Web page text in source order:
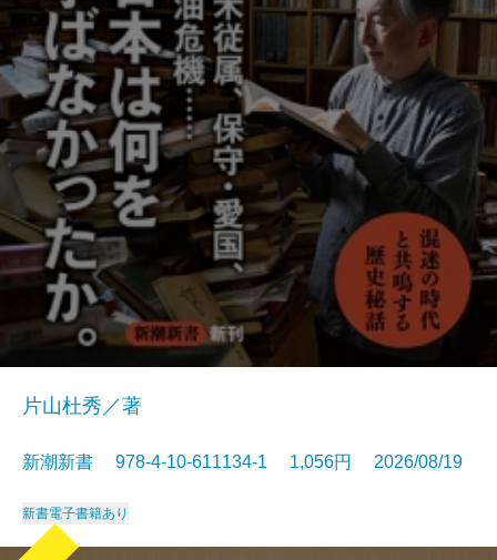
片山杜秀／著
新潮新書 978-4-10-611134-1 1,056円 2026/08/19
新書電子書籍あり